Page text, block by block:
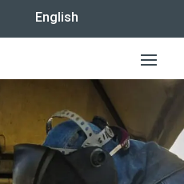
English